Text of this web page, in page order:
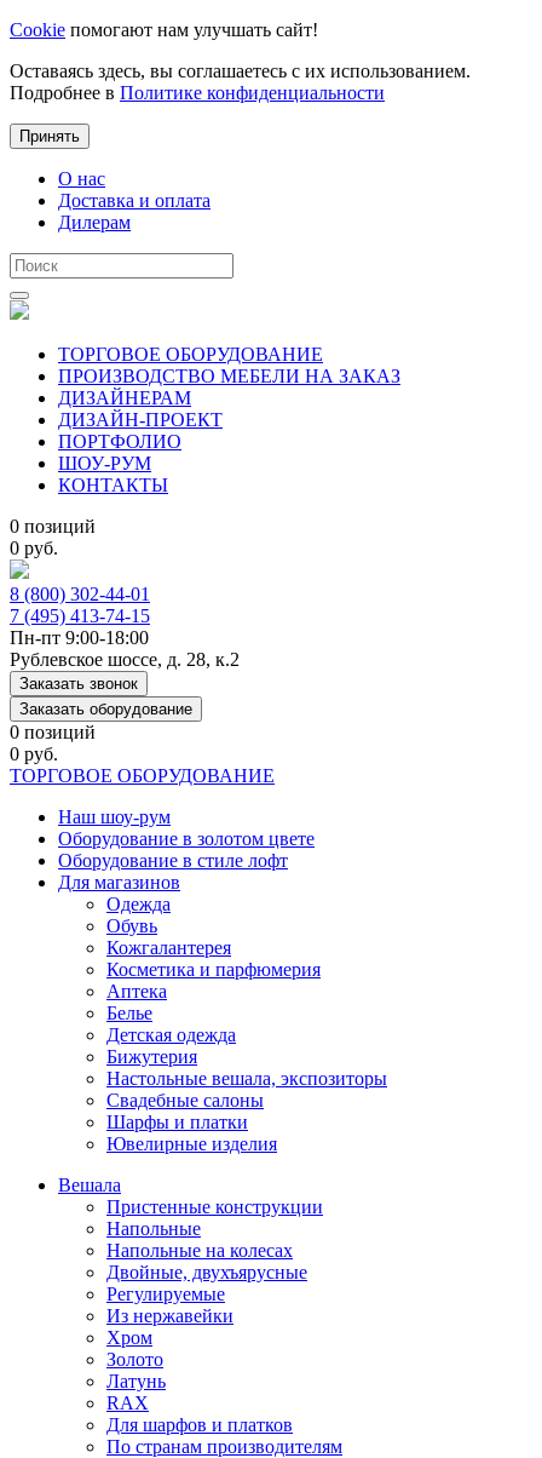
Cookie помогают нам улучшать сайт!
Оставаясь здесь, вы соглашаетесь с их использованием.
Подробнее в Политике конфиденциальности
Принять
О нас
Доставка и оплата
Дилерам
ТОРГОВОЕ ОБОРУДОВАНИЕ
ПРОИЗВОДСТВО МЕБЕЛИ НА ЗАКАЗ
ДИЗАЙНЕРАМ
ДИЗАЙН-ПРОЕКТ
ПОРТФОЛИО
ШОУ-РУМ
КОНТАКТЫ
0 позиций
0 руб.
8 (800) 302-44-01
7 (495) 413-74-15
Пн-пт 9:00-18:00
Рублевское шоссе, д. 28, к.2
Заказать звонок
Заказать оборудование
0 позиций
0 руб.
ТОРГОВОЕ ОБОРУДОВАНИЕ
Наш шоу-рум
Оборудование в золотом цвете
Оборудование в стиле лофт
Для магазинов
Одежда
Обувь
Кожгалантерея
Косметика и парфюмерия
Аптека
Белье
Детская одежда
Бижутерия
Настольные вешала, экспозиторы
Свадебные салоны
Шарфы и платки
Ювелирные изделия
Вешала
Пристенные конструкции
Напольные
Напольные на колесах
Двойные, двухъярусные
Регулируемые
Из нержавейки
Хром
Золото
Латунь
RAX
Для шарфов и платков
По странам производителям